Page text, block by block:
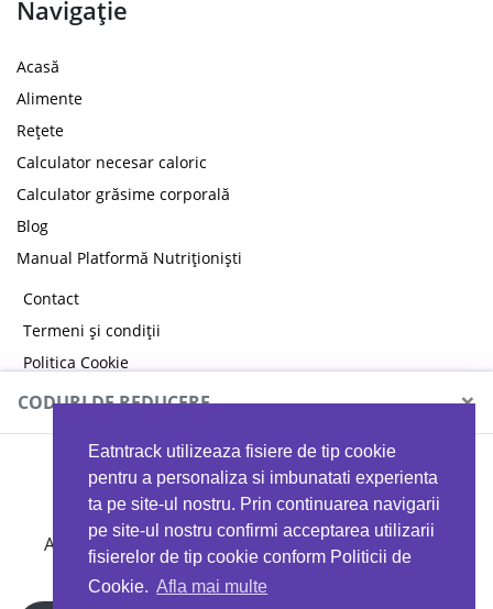
Eatntrack utilizeaza fisiere de tip cookie
pentru a personaliza si imbunatati experienta
ta pe site-ul nostru. Prin continuarea navigarii
pe site-ul nostru confirmi acceptarea utilizarii
fisierelor de tip cookie conform Politicii de
Cookie. Afla mai multe
Navigație
Acasă
Alimente
Rețete
Calculator necesar caloric
Calculator grăsime corporală
Blog
Manual Platformă Nutriționiști
Contact
Termeni și condiții
Politica Cookie
Politica de confidențialitate
CODURI DE REDUCERE ×
MYPROTEIN
Ai 40%reducere la orice comandă folosind codul
EATTRACK